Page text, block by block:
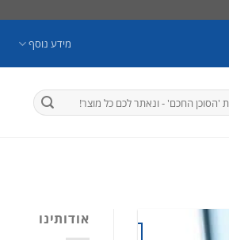
מידע נוסף
אודותינו